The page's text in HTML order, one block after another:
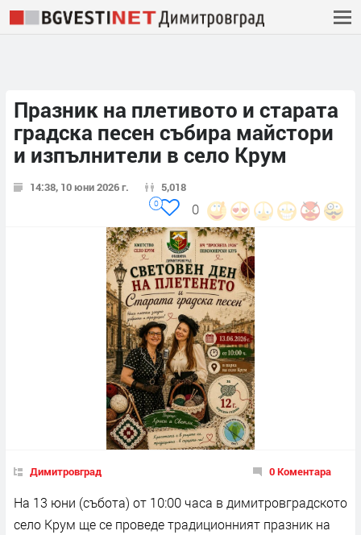
Празник на плетивото и старата
градска песен събира майстори
и изпълнители в село Крум
14:38, 10 юни 2026 г. 5,018
0
0
Димитровград 0 Коментара
На 13 юни (събота) от 10:00 часа в димитровградското
село Крум ще се проведе традиционният празник на